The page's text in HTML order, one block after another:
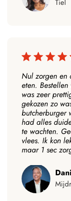
Tiel
Nul zorgen en
eten.
was zeer
gekozen zo
butcherburger
had alles
te wachten.
vlees. Ik kon
maar 1 sec